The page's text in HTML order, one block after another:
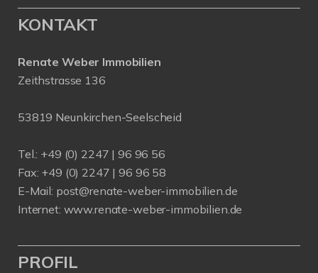
KONTAKT
Renate Weber Immobilien
Zeithstrasse 136
53819 Neunkirchen-Seelscheid
Tel.: +49 (0) 2247 | 96 96 56
Fax: +49 (0) 2247 | 96 96 58
E-Mail: post@renate-weber-immobilien.de
Internet: www.renate-weber-immobilien.de
PROFIL